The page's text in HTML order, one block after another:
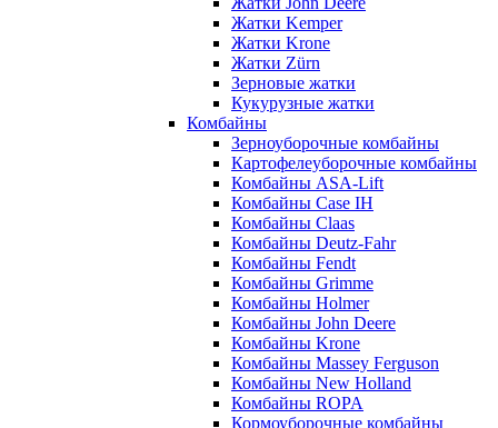
Жатки Kemper
Жатки Krone
Жатки Zürn
Зерновые жатки
Кукурузные жатки
Комбайны
Зерноуборочные комбайны
Картофелеуборочные комбайны
Комбайны ASA-Lift
Комбайны Case IH
Комбайны Claas
Комбайны Deutz-Fahr
Комбайны Fendt
Комбайны Grimme
Комбайны Holmer
Комбайны John Deere
Комбайны Krone
Комбайны Massey Ferguson
Комбайны New Holland
Комбайны ROPA
Кормоуборочные комбайны